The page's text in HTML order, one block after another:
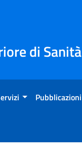
di Sanità
Pubblicazioni